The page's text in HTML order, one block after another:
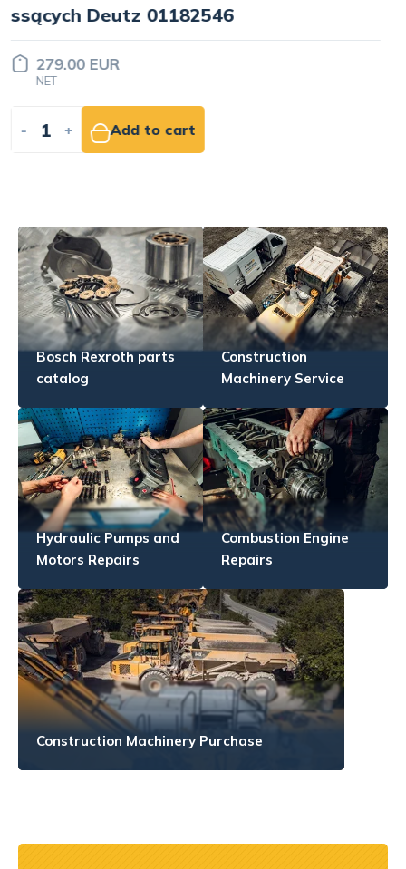
04290354
93.00 EUR
NET
+ Add to cart
Bosch Rexroth parts
catalog
Construction
Machinery Service
Hydraulic Pumps and
Motors Repairs
Combustion Engine
Repairs
Construction Machinery Purchase